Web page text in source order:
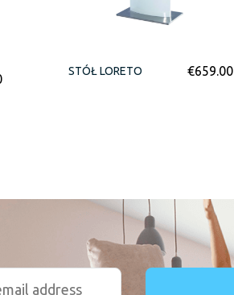
STÓŁ LORETO €659.00